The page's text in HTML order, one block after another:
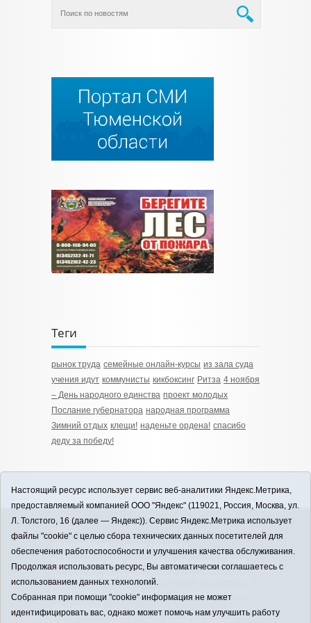
Теги
рынок труда семейные онлайн-курсы из зала суда
учения идут коммунисты кикбоксинг Ритза 4 ноября
– День народного единства проект молодых
Послание губернатора народная программа
Зимний отдых клещи! наденьте ордена! спасибо
деду за победу!
12+
ЗАВОДОУКОВСК online / Новости
Заводоуковского муниципального округа, 2026
Учредитель: АНО "Информационно-издательский
центр "Заводоуковские вести". Главный редактор:
Настоящий ресурс использует сервис веб-аналитики Яндекс.Метрика,
предоставляемый компанией ООО "Яндекс" (119021, Россия, Москва, ул.
Л. Толстого, 16 (далее — Яндекс)). Сервис Яндекс.Метрика использует
файлы "cookie" с целью сбора технических данных посетителей для
обеспечения работоспособности и улучшения качества обслуживания.
Продолжая использовать ресурс, Вы автоматически соглашаетесь с
использованием данных технологий.
Собранная при помощи "cookie" информация не может
идентифицировать вас, однако может помочь нам улучшить работу